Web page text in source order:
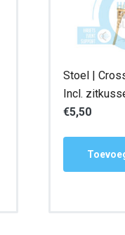
Stoel |
Incl.
€5,50